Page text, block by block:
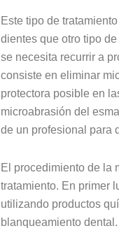
Este tipo de
dientes que otro tipo
se necesita recurrir a
consiste en eliminar
protectora posible en
microabrasión del
de un profesional para
El procedimiento de la
tratamiento. En primer
utilizando productos
blanqueamiento